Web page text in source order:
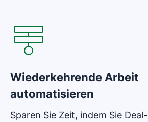
Wiederkehrende Arbeit
automatisieren
Sparen Sie Zeit, indem Sie